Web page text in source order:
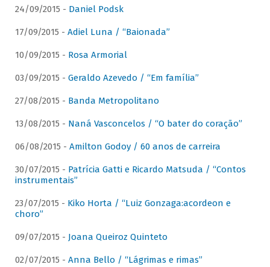
24/09/2015 - Daniel Podsk
17/09/2015 - Adiel Luna / “Baionada”
10/09/2015 - Rosa Armorial
03/09/2015 - Geraldo Azevedo / “Em família”
27/08/2015 - Banda Metropolitano
13/08/2015 - Naná Vasconcelos / “O bater do coração”
06/08/2015 - Amilton Godoy / 60 anos de carreira
30/07/2015 - Patrícia Gatti e Ricardo Matsuda / “Contos
instrumentais”
23/07/2015 - Kiko Horta / “Luiz Gonzaga:acordeon e
choro”
09/07/2015 - Joana Queiroz Quinteto
02/07/2015 - Anna Bello / “Lágrimas e rimas”